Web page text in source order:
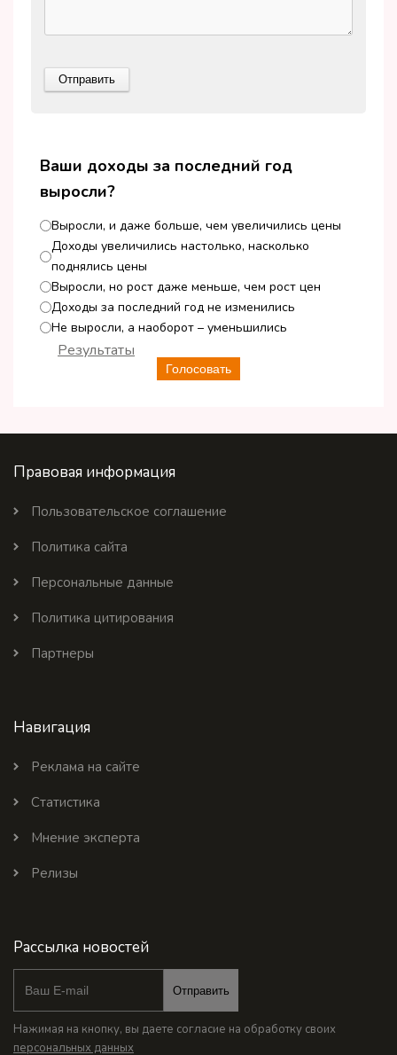
Ваши доходы за последний год
выросли?
Выросли, и даже больше, чем увеличились цены
Доходы увеличились настолько, насколько
поднялись цены
Выросли, но рост даже меньше, чем рост цен
Доходы за последний год не изменились
Не выросли, а наоборот – уменьшились
Голосовать
Результаты
Правовая информация
Пользовательское соглашение
Политика сайта
Персональные данные
Политика цитирования
Партнеры
Навигация
Реклама на сайте
Статистика
Мнение эксперта
Релизы
Рассылка новостей
Отправить
Нажимая на кнопку, вы даете согласие на обработку своих
персональных данных